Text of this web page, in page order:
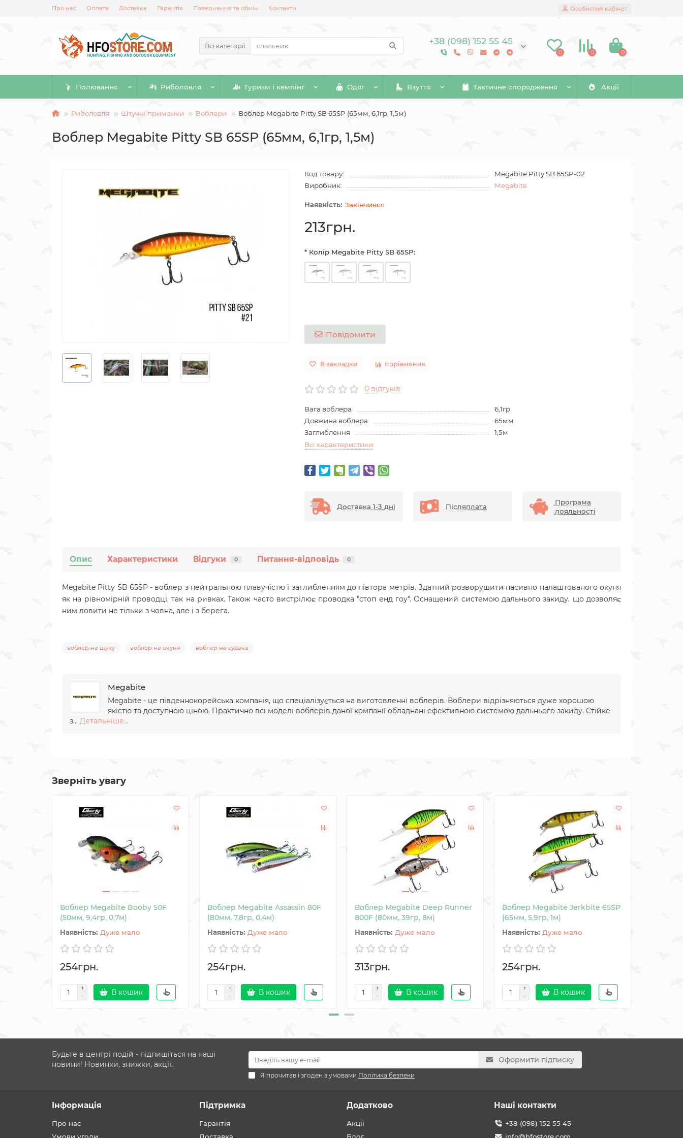
Про нас Оплата Доставка Гарантія Повернення та обмін Контакти Особистий кабінет
Всі категорії +38 (098) 152 55 45
0 0 0
Полювання Риболовля Туризм і кемпінг Одяг Взуття Тактичне спорядження Акції
Риболовля Штучні приманки Воблери Воблер Megabite Pitty SB 65SP (65мм, 6,1гр, 1,5м)
Воблер Megabite Pitty SB 65SP (65мм, 6,1гр, 1,5м)
Код товару:
Megabite Pitty SB 65SP-02
Виробник:
Megabite
Закінчився
213грн.
* Колір Megabite Pitty SB 65SP:
Повідомити
В закладки порівняння
0 відгуків
Вага воблера
6,1гр
Довжина воблера
65мм
Заглиблення
1,5м
Всі характеристики
Доставка 1-3 дні Післяплата
Програма
лояльності
Опис Характеристики Відгуки 0 Питання-відповідь 0
Megabite Pitty SB 65SP - воблер з нейтральною плавучістю і заглибленням до півтора метрів. Здатний розворушити пасивно налаштованого окуня
як на рівномірній проводці, так на ривках. Також часто вистрілює проводка "стоп енд гоу". Оснащений системою дальнього закиду, що дозволяє
ним ловити не тільки з човна, але і з берега.
воблер на щуку воблер на окуня воблер на судака
Megabite
Megabite - це південнокорейська компанія, що спеціалізується на виготовленні воблерів. Воблери відрізняються дуже хорошою
якістю та доступною ціною. Практично всі моделі воблерів даної компанії обладнані ефективною системою дальнього закиду. Стійке
з... Детальніше...
Зверніть увагу
Воблер Megabite Booby 50F
(50мм, 9,4гр, 0,7м)
Дуже мало
254грн.
В кошик
Воблер Megabite Assassin 80F
(80мм, 7,8гр, 0,4м)
Дуже мало
254грн.
В кошик
Воблер Megabite Deep Runner
800F (80мм, 39гр, 8м)
Дуже мало
313грн.
В кошик
Воблер Megabite Jerkbite 65SP
(65мм, 5,9гр, 1м)
Дуже мало
254грн.
В кошик
Будьте в центрі подій - підпишіться на наші
новини! Новинки, знижки, акції.
Оформити підписку
Я прочитав і згоден з умовами Політика безпеки
Інформація
Про нас
Підтримка
Гарантія
Додатково
Акції
Наші контакти
+38 (098) 152 55 45